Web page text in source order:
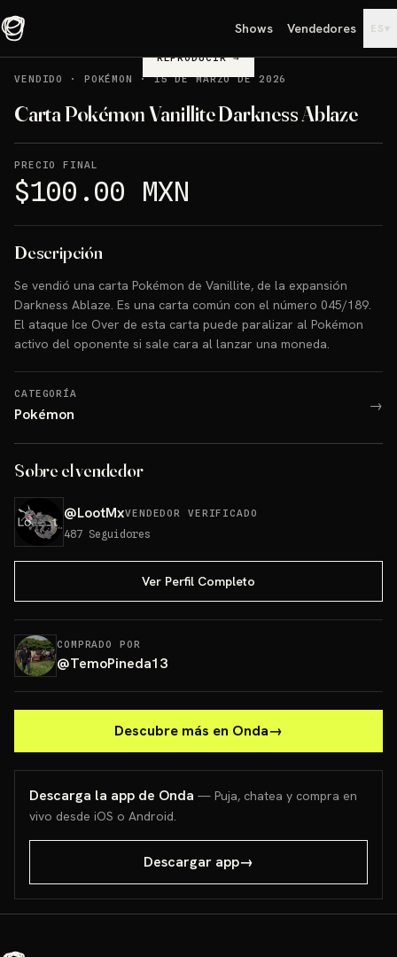
Shows Vendedores ES ▾
REPRODUCIR→
VENDIDO
· POKÉMON ·15 DE MARZO DE 2026
Carta Pokémon Vanillite Darkness Ablaze
PRECIO FINAL
$100.00 MXN
Descripción
Se vendió una carta Pokémon de Vanillite, de la expansión
Darkness Ablaze. Es una carta común con el número 045/189.
El ataque Ice Over de esta carta puede paralizar al Pokémon
activo del oponente si sale cara al lanzar una moneda.
CATEGORÍA
Pokémon →
Sobre el vendedor
@LootMxVENDEDOR VERIFICADO
487 Seguidores
Ver Perfil Completo
COMPRADO POR
@TemoPineda13
Descubre más en Onda→
Descarga la app de Onda — Puja, chatea y compra en
vivo desde iOS o Android.
Descargar app→